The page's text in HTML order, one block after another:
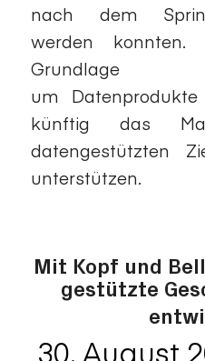
nach dem
werden
Grundlage
um
künftig das
datengestützten
unterstützen.
Mit Kopf und
gestützte
30. August